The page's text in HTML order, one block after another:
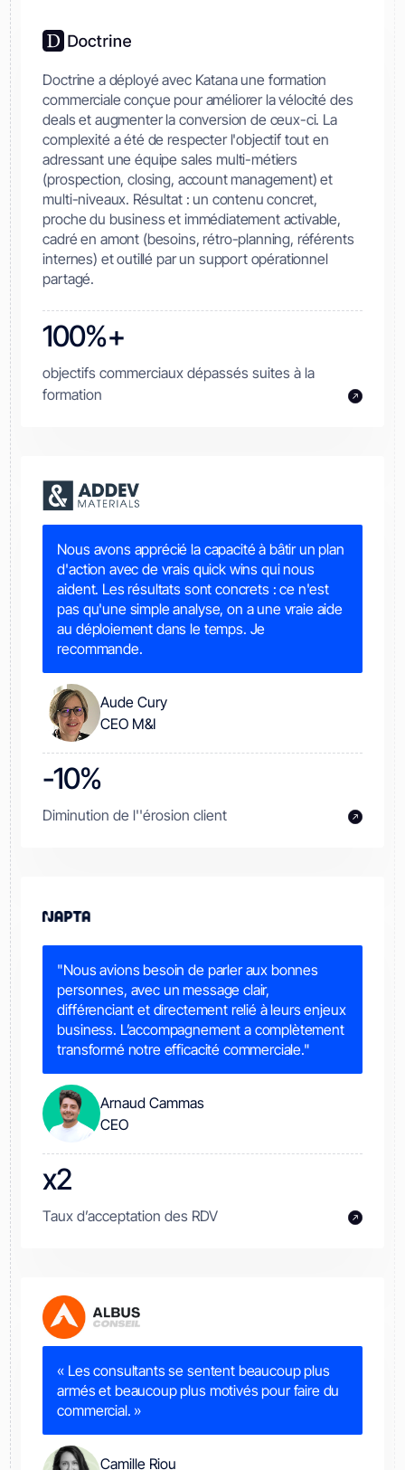
Doctrine a déployé avec Katana une formation
commerciale conçue pour améliorer la vélocité des
deals et augmenter la conversion de ceux-ci. La
complexité a été de respecter l'objectif tout en
adressant une équipe sales multi-métiers
(prospection, closing, account management) et
multi-niveaux. Résultat : un contenu concret,
proche du business et immédiatement activable,
cadré en amont (besoins, rétro-planning, référents
internes) et outillé par un support opérationnel
partagé.
100%+
objectifs commerciaux dépassés suites à la
formation
Nous avons apprécié la capacité à bâtir un plan
d'action avec de vrais quick wins qui nous
aident. Les résultats sont concrets : ce n'est
pas qu'une simple analyse, on a une vraie aide
au déploiement dans le temps. Je
recommande.
Aude Cury
CEO M&I
-10%
Diminution de l''érosion client
"Nous avions besoin de parler aux bonnes
personnes, avec un message clair,
différenciant et directement relié à leurs enjeux
business. L’accompagnement a complètement
transformé notre efficacité commerciale."
Arnaud Cammas
CEO
x2
Taux d’acceptation des RDV
« Les consultants se sentent beaucoup plus
armés et beaucoup plus motivés pour faire du
commercial. »
Camille Riou